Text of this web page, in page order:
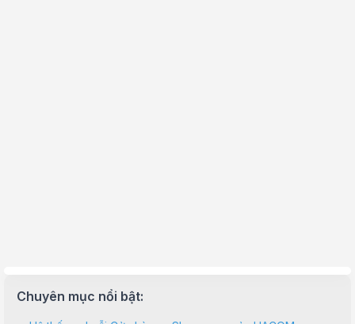
Chuyên mục nổi bật: